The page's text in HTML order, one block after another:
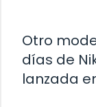
Otro
días de
lanzada